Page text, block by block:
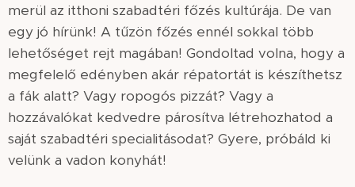
merül az itthoni szabadtéri főzés kultúrája. De van
egy jó hírünk! A tűzön főzés ennél sokkal több
lehetőséget rejt magában! Gondoltad volna, hogy a
megfelelő edényben akár répatortát is készíthetsz
a fák alatt? Vagy ropogós pizzát? Vagy a
hozzávalókat kedvedre párosítva létrehozhatod a
saját szabadtéri specialitásodat? Gyere, próbáld ki
velünk a vadon konyhát!